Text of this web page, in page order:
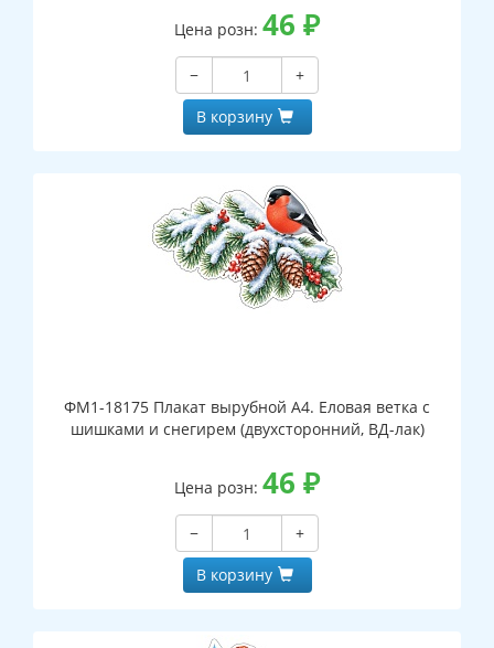
Цена розн: 46 ₽
−
+
В корзину
ФМ1-18175 Плакат вырубной А4. Еловая ветка с
шишками и снегирем (двухсторонний, ВД-лак)
Цена розн: 46 ₽
−
+
В корзину